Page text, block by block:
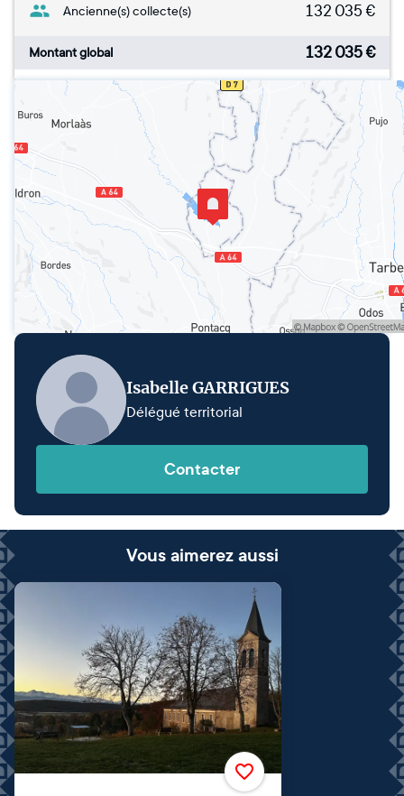
Ancienne(s) collecte(s) 132 035 €
Montant global 132 035€
Isabelle GARRIGUES
Délégué territorial
Contacter
Vous aimerez aussi